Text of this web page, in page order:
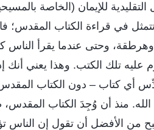
للإيمان (الخاصة
تتمثل في قراءة الكتاب المقدس؛
وهرطقة، وحتى عندما يقرأ الناس
تلك الكتب. وهذا يعني أنك
أي كتاب – دون الكتاب
منذ أن وُجِدَ الكتاب المقدس،
من الأفضل أن تقول إن الناس